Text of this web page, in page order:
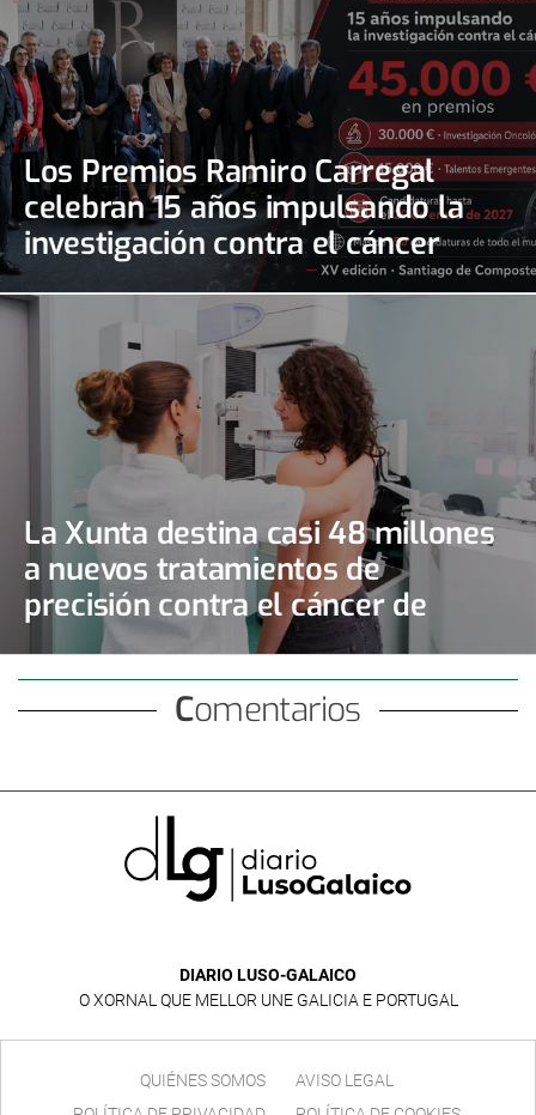
Los Premios Ramiro Carregal
celebran 15 años impulsando la
investigación contra el cáncer
La Xunta destina casi 48 millones
a nuevos tratamientos de
precisión contra el cáncer de
mama y de ovario
Comentarios
DIARIO LUSO-GALAICO
O XORNAL QUE MELLOR UNE GALICIA E PORTUGAL
QUIÉNES SOMOS
AVISO LEGAL